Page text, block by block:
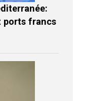
ports francs